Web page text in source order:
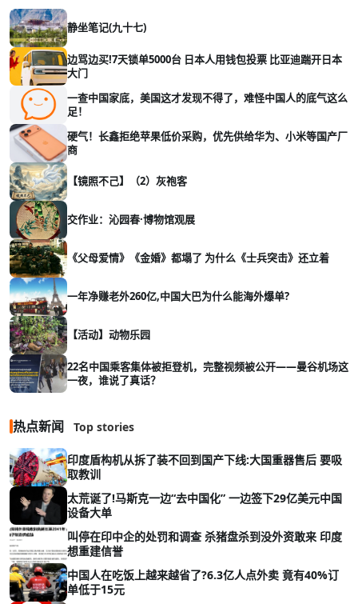
静坐笔记(九十七)
边骂边买!7天锁单5000台 日本人用钱包投票 比亚迪踹开日本
大门
一查中国家底，美国这才发现不得了，难怪中国人的底气这么
足！
硬气！长鑫拒绝苹果低价采购，优先供给华为、小米等国产厂
商
【镜照不己】（2）灰袍客
交作业：沁园春·博物馆观展
《父母爱情》《金婚》都塌了 为什么《士兵突击》还立着
一年净赚老外260亿,中国大巴为什么能海外爆单?
【活动】动物乐园
22名中国乘客集体被拒登机，完整视频被公开——曼谷机场这
一夜，谁说了真话？
热点新闻 Top stories
印度盾构机从拆了装不回到国产下线:大国重器售后 要吸
取教训
太荒诞了!马斯克一边“去中国化” 一边签下29亿美元中国
设备大单
叫停在印中企的处罚和调查 杀猪盘杀到没外资敢来 印度
想重建信誉
中国人在吃饭上越来越省了?6.3亿人点外卖 竟有40%订
单低于15元